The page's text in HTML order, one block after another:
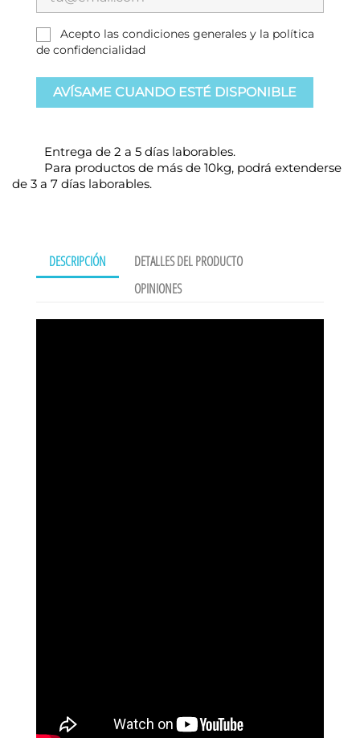
Acepto las condiciones generales y la política
de confidencialidad
AVÍSAME CUANDO ESTÉ DISPONIBLE
Entrega de 2 a 5 días laborables.
Para productos de más de 10kg, podrá extenderse
de 3 a 7 días laborables.
DESCRIPCIÓN
DETALLES DEL PRODUCTO
OPINIONES